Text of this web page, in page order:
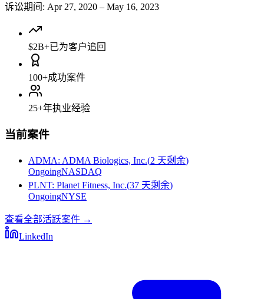
诉讼期间 : Apr 27, 2020 – May 16, 2023
$2B+已为客户追回
100+成功案件
25+年执业经验
当前案件
ADMA: ADMA Biologics, Inc.(2 天剩余)
OngoingNASDAQ
PLNT: Planet Fitness, Inc.(37 天剩余)
OngoingNYSE
查看全部活跃案件 →
LinkedIn